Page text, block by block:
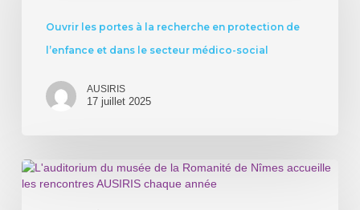
recherche
protection
l’enfance
médico-
social
Ouvrir les portes à la recherche en protection de
l’enfance et dans le secteur médico-social
AUSIRIS
17 juillet 2025
6èmes
rencontres